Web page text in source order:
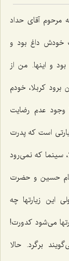
مرحوم آقای حداد
خودش داغ بود و
و اینها. من از
برود کربلا، خودم
وجود عدم رضایت
است که پدرت
سینما که نمی‌رود
حسین و حضرت
این زیارتها چه
می‌شود کدورت!
برگرد. حالا